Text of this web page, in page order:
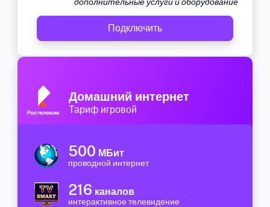
Подключить
Домашний интернет
Тариф игровой
500 МБит
проводной интернет
216 каналов
интерактивное телевидение